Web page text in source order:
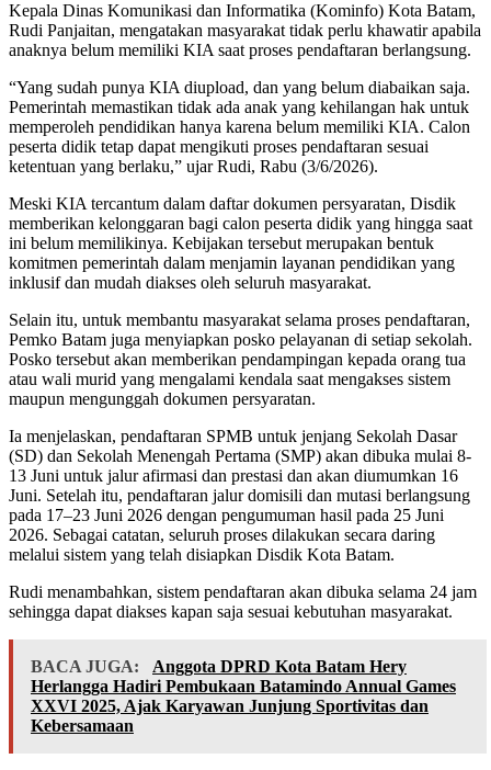
Kepala Dinas Komunikasi dan Informatika (Kominfo) Kota Batam,
Rudi Panjaitan, mengatakan masyarakat tidak perlu khawatir apabila
anaknya belum memiliki KIA saat proses pendaftaran berlangsung.
“Yang sudah punya KIA diupload, dan yang belum diabaikan saja.
Pemerintah memastikan tidak ada anak yang kehilangan hak untuk
memperoleh pendidikan hanya karena belum memiliki KIA. Calon
peserta didik tetap dapat mengikuti proses pendaftaran sesuai
ketentuan yang berlaku,” ujar Rudi, Rabu (3/6/2026).
Meski KIA tercantum dalam daftar dokumen persyaratan, Disdik
memberikan kelonggaran bagi calon peserta didik yang hingga saat
ini belum memilikinya. Kebijakan tersebut merupakan bentuk
komitmen pemerintah dalam menjamin layanan pendidikan yang
inklusif dan mudah diakses oleh seluruh masyarakat.
Selain itu, untuk membantu masyarakat selama proses pendaftaran,
Pemko Batam juga menyiapkan posko pelayanan di setiap sekolah.
Posko tersebut akan memberikan pendampingan kepada orang tua
atau wali murid yang mengalami kendala saat mengakses sistem
maupun mengunggah dokumen persyaratan.
Ia menjelaskan, pendaftaran SPMB untuk jenjang Sekolah Dasar
(SD) dan Sekolah Menengah Pertama (SMP) akan dibuka mulai 8-
13 Juni untuk jalur afirmasi dan prestasi dan akan diumumkan 16
Juni. Setelah itu, pendaftaran jalur domisili dan mutasi berlangsung
pada 17–23 Juni 2026 dengan pengumuman hasil pada 25 Juni
2026. Sebagai catatan, seluruh proses dilakukan secara daring
melalui sistem yang telah disiapkan Disdik Kota Batam.
Rudi menambahkan, sistem pendaftaran akan dibuka selama 24 jam
sehingga dapat diakses kapan saja sesuai kebutuhan masyarakat.
BACA JUGA:
Anggota DPRD Kota Batam Hery
Herlangga Hadiri Pembukaan Batamindo Annual Games
XXVI 2025, Ajak Karyawan Junjung Sportivitas dan
Kebersamaan